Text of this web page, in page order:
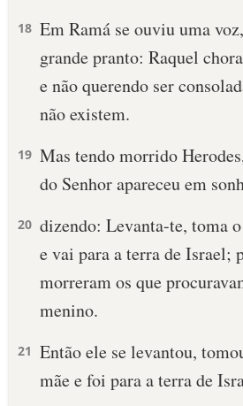
18 Em Ramá se ouviu uma
grande pranto: Raquel
e não querendo ser
não existem.
19 Mas tendo morrido
do Senhor apareceu em
20 dizendo: Levanta-te, toma
e vai para a terra de Israel;
morreram os que
menino.
21 Então ele se levantou,
mãe e foi para a terra de